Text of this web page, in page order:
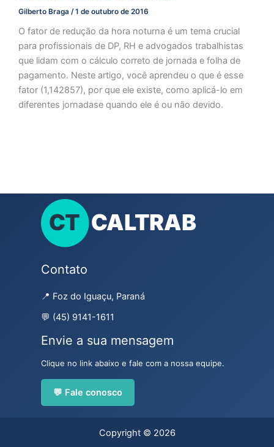
Gilberto Braga /1 de outubro de 2016
O fator de redução da hora noturna é um tema crucial
para profissionais de DP, RH e advogados trabalhistas
que lidam com o cálculo correto de jornada e folha de
pagamento. Neste artigo, você aprendeu o que é esse
fator (1,142857), por que ele existe, como aplicá-lo em
diferentes jornadase quando ele é ou não devido.
Contato
📍 Foz do Iguaçu, Paraná
💬 (45) 9141-1611
Envie a sua mensagem
Clique no link abaixo e fale com a nossa equipe.
💬 Fale conosco
Copyright © 2026